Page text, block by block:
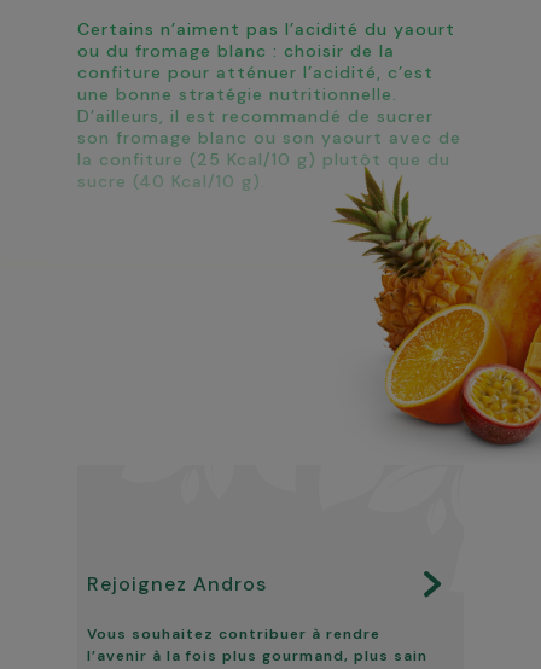
Certains n’aiment pas l’acidité du yaourt
ou du fromage blanc : choisir de la
confiture pour atténuer l’acidité, c’est
une bonne stratégie nutritionnelle.
D’ailleurs, il est recommandé de sucrer
son fromage blanc ou son yaourt avec de
la confiture (25 Kcal/10 g) plutôt que du
sucre (40 Kcal/10 g).
Rejoignez Andros
Vous souhaitez contribuer à rendre
l’avenir à la fois plus gourmand, plus sain